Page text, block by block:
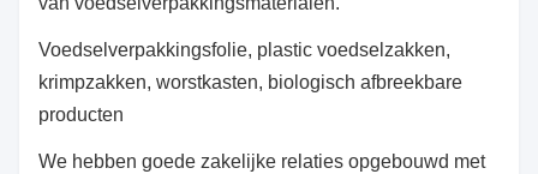
Voedselverpakkingsfolie, plastic voedselzakken,
krimpzakken, worstkasten, biologisch afbreekbare
producten
We hebben goede zakelijke relaties opgebouwd met